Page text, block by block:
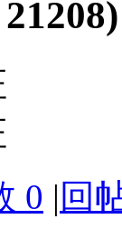
0 | 回